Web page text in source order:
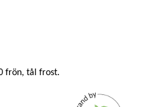
frön, tål frost.